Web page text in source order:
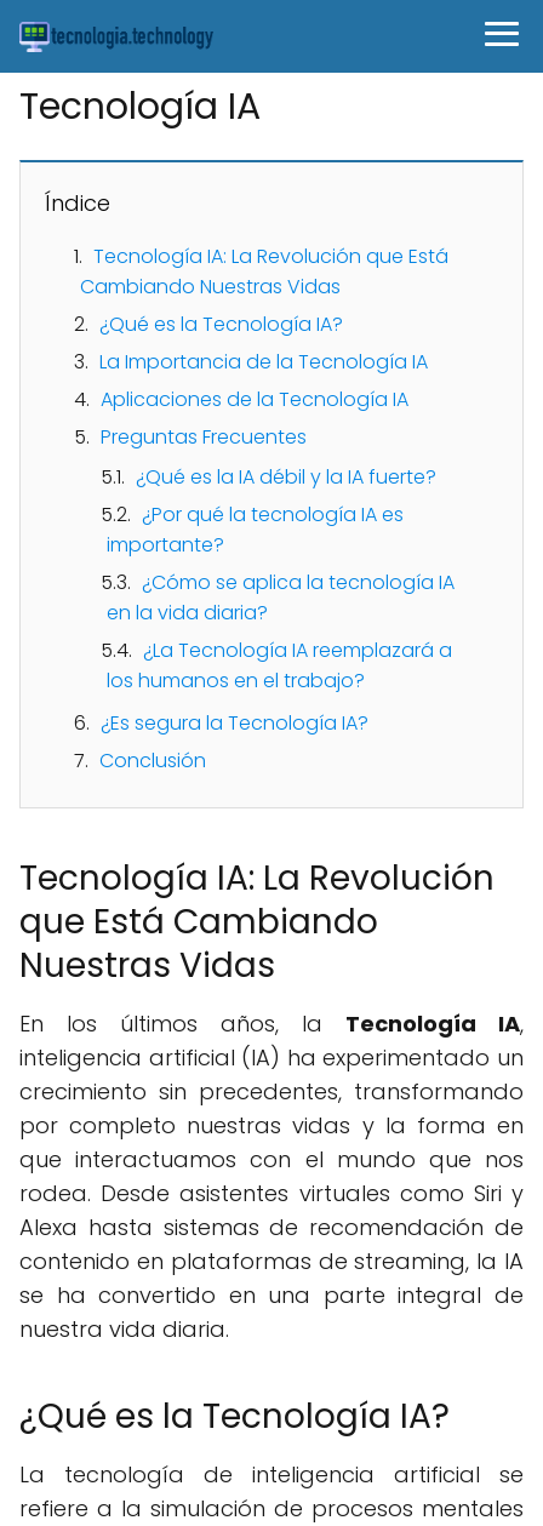
Tecnología IA
Índice
Tecnología IA: La Revolución que Está
Cambiando Nuestras Vidas
¿Qué es la Tecnología IA?
La Importancia de la Tecnología IA
Aplicaciones de la Tecnología IA
Preguntas Frecuentes
¿Qué es la IA débil y la IA fuerte?
¿Por qué la tecnología IA es
importante?
¿Cómo se aplica la tecnología IA
en la vida diaria?
¿La Tecnología IA reemplazará a
los humanos en el trabajo?
¿Es segura la Tecnología IA?
Conclusión
Tecnología IA: La Revolución
que Está Cambiando
Nuestras Vidas
En los últimos años, la Tecnología IA,
inteligencia artificial (IA) ha experimentado un
crecimiento sin precedentes, transformando
por completo nuestras vidas y la forma en
que interactuamos con el mundo que nos
rodea. Desde asistentes virtuales como Siri y
Alexa hasta sistemas de recomendación de
contenido en plataformas de streaming, la IA
se ha convertido en una parte integral de
nuestra vida diaria.
¿Qué es la Tecnología IA?
La tecnología de inteligencia artificial se
refiere a la simulación de procesos mentales